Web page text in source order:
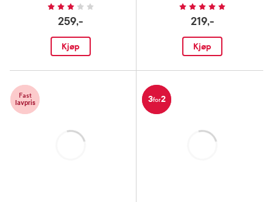
259,-
Kjøp
219,-
Kjøp
Fast
lavpris 3for2